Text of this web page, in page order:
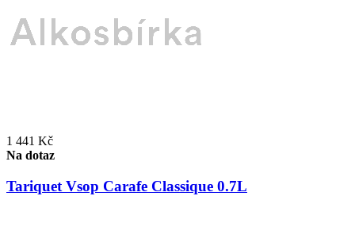
1 441 Kč
Na dotaz
Tariquet Vsop Carafe Classique 0.7L